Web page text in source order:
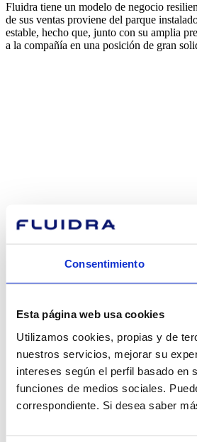
Consentimiento
Esta página web usa cookies
Utilizamos cookies, propias y de
nuestros servicios, mejorar su
intereses según el perfil basado en
funciones de medios sociales.
correspondiente. Si desea saber
Fluidra tiene un modelo de negocio
de sus ventas proviene del parque
estable, hecho que, junto con su amplia
a la compañía en una posición de gran
ayudarte?
Contacto
Encuentre
en su país